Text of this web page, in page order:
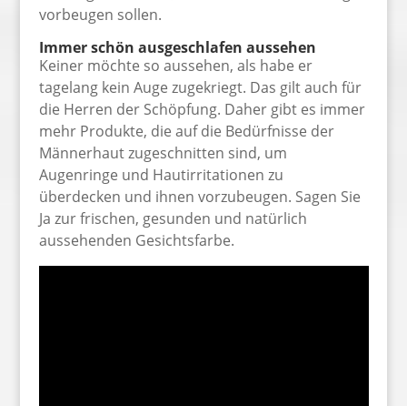
vorbeugen sollen.
Immer schön ausgeschlafen aussehen
Keiner möchte so aussehen, als habe er
tagelang kein Auge zugekriegt. Das gilt auch für
die Herren der Schöpfung. Daher gibt es immer
mehr Produkte, die auf die Bedürfnisse der
Männerhaut zugeschnitten sind, um
Augenringe und Hautirritationen zu
überdecken und ihnen vorzubeugen. Sagen Sie
Ja zur frischen, gesunden und natürlich
aussehenden Gesichtsfarbe.